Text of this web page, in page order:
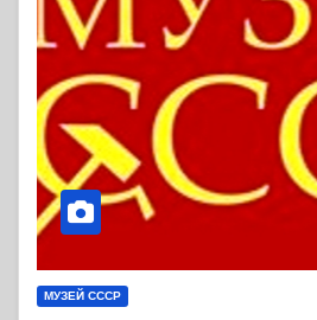
МУЗЕЙ СССР